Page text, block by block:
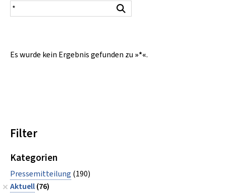
Suchergebnis
Es wurde kein Ergebnis gefunden zu »*«.
Filter
Kategorien
Pressemitteilung (190)
Aktuell(76)